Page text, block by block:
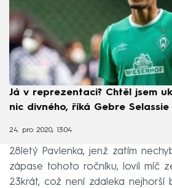
Já v reprezentaci? Chtěl jsem
nic divného, říká Gebre Selassie
24. pro 2020, 13:04
28letý Pavlenka, jenž zatím
zápase tohoto ročníku, lovil míč
23krát, což není zdaleka nejhorší